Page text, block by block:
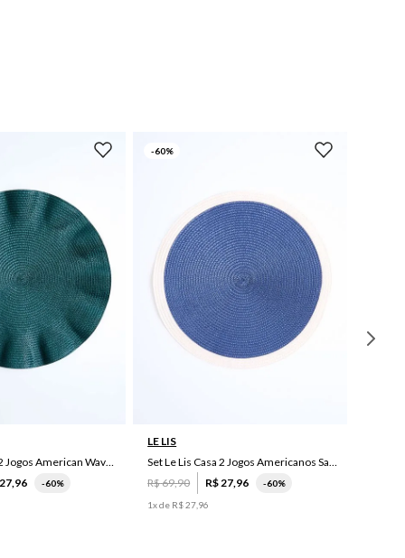
Set Le Lis Casa 2 Jogos American Wave Green
27,96 -60%
-60%
LE LIS
Set Le Lis Casa 2 Jogos Americanos Saruê II
R$69,90 R$27,96 -60%
1x de R$27 96